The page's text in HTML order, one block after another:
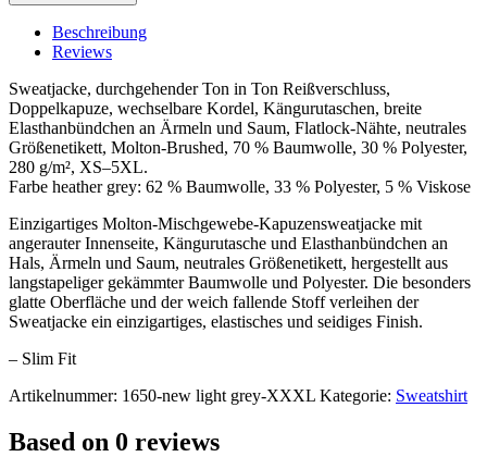
Beschreibung
Reviews
Sweatjacke, durchgehender Ton in Ton Reißverschluss,
Doppelkapuze, wechselbare Kordel, Kängurutaschen, breite
Elasthanbündchen an Ärmeln und Saum, Flatlock-Nähte, neutrales
Größenetikett, Molton-Brushed, 70 % Baumwolle, 30 % Polyester,
280 g/m², XS–5XL.
Farbe heather grey: 62 % Baumwolle, 33 % Polyester, 5 % Viskose
Einzigartiges Molton-Mischgewebe-Kapuzensweatjacke mit
angerauter Innenseite, Kängurutasche und Elasthanbündchen an
Hals, Ärmeln und Saum, neutrales Größenetikett, hergestellt aus
langstapeliger gekämmter Baumwolle und Polyester. Die besonders
glatte Oberfläche und der weich fallende Stoff verleihen der
Sweatjacke ein einzigartiges, elastisches und seidiges Finish.
– Slim Fit
Artikelnummer: 1650-new light grey-XXXL Kategorie: Sweatshirt
Based on 0 reviews